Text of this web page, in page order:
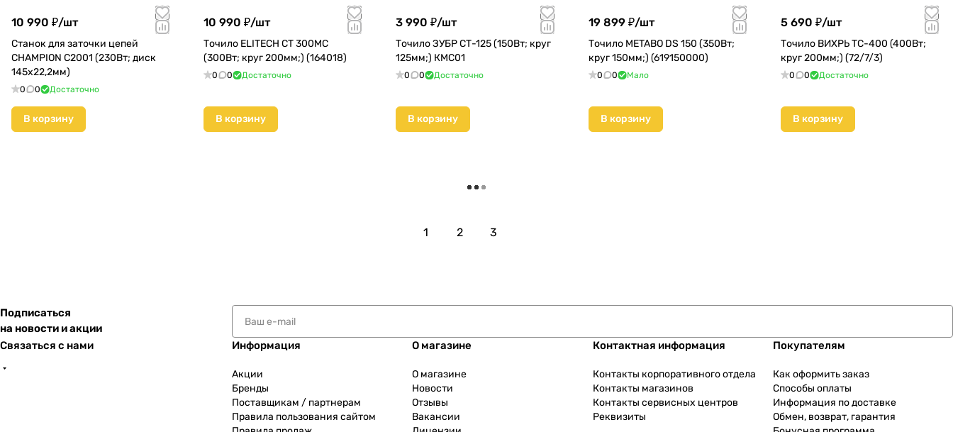
10 990 ₽/шт
Станок для заточки цепей
CHAMPION C2001 (230Вт; диск
145х22,2мм)
0 0 Достаточно
В корзину
10 990 ₽/шт
Точило ELITECH CT 300MC
(300Вт; круг 200мм;) (164018)
0 0 Достаточно
В корзину
3 990 ₽/шт
Точило ЗУБР СТ-125 (150Вт; круг
125мм;) КМС01
0 0 Достаточно
В корзину
19 899 ₽/шт
Точило METABO DS 150 (350Вт;
круг 150мм;) (619150000)
0 0 Мало
В корзину
5 690 ₽/шт
Точило ВИХРЬ ТС-400 (400Вт;
круг 200мм;) (72/7/3)
0 0 Достаточно
В корзину
Загрузить еще
1 2 3
Подписаться
на новости и акции
Связаться с нами
Информация
Акции
Бренды
Поставщикам / партнерам
Правила пользования сайтом
О магазине
О магазине
Новости
Отзывы
Вакансии
Контактная информация
Контакты корпоративного отдела
Контакты магазинов
Контакты сервисных центров
Реквизиты
Покупателям
Как оформить заказ
Способы оплаты
Информация по доставке
Обмен, возврат, гарантия